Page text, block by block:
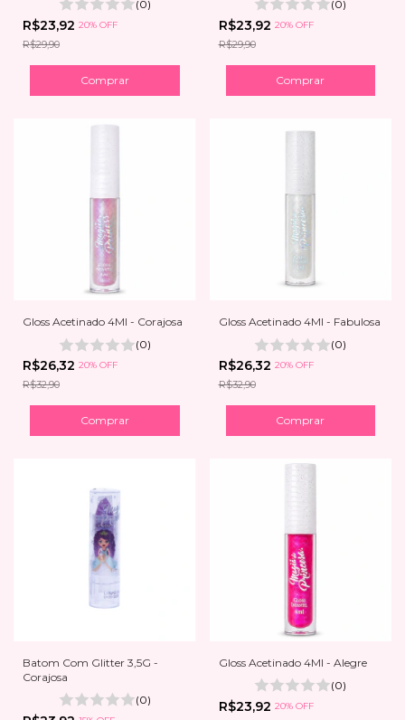
(0)
R$23,92 20% OFF
R$29,90
(0)
R$23,92 20% OFF
R$29,90
Gloss Acetinado 4Ml - Corajosa
(0)
R$26,32 20% OFF
R$32,90
Gloss Acetinado 4Ml - Fabulosa
(0)
R$26,32 20% OFF
R$32,90
Batom Com Glitter 3,5G -
Corajosa
(0)
Gloss Acetinado 4Ml - Alegre
(0)
R$23,92 20% OFF